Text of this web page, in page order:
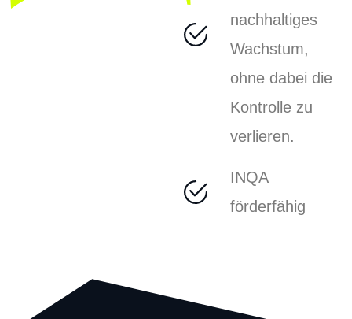
nachhaltiges
Wachstum,
ohne dabei die
Kontrolle zu
verlieren.
INQA
förderfähig